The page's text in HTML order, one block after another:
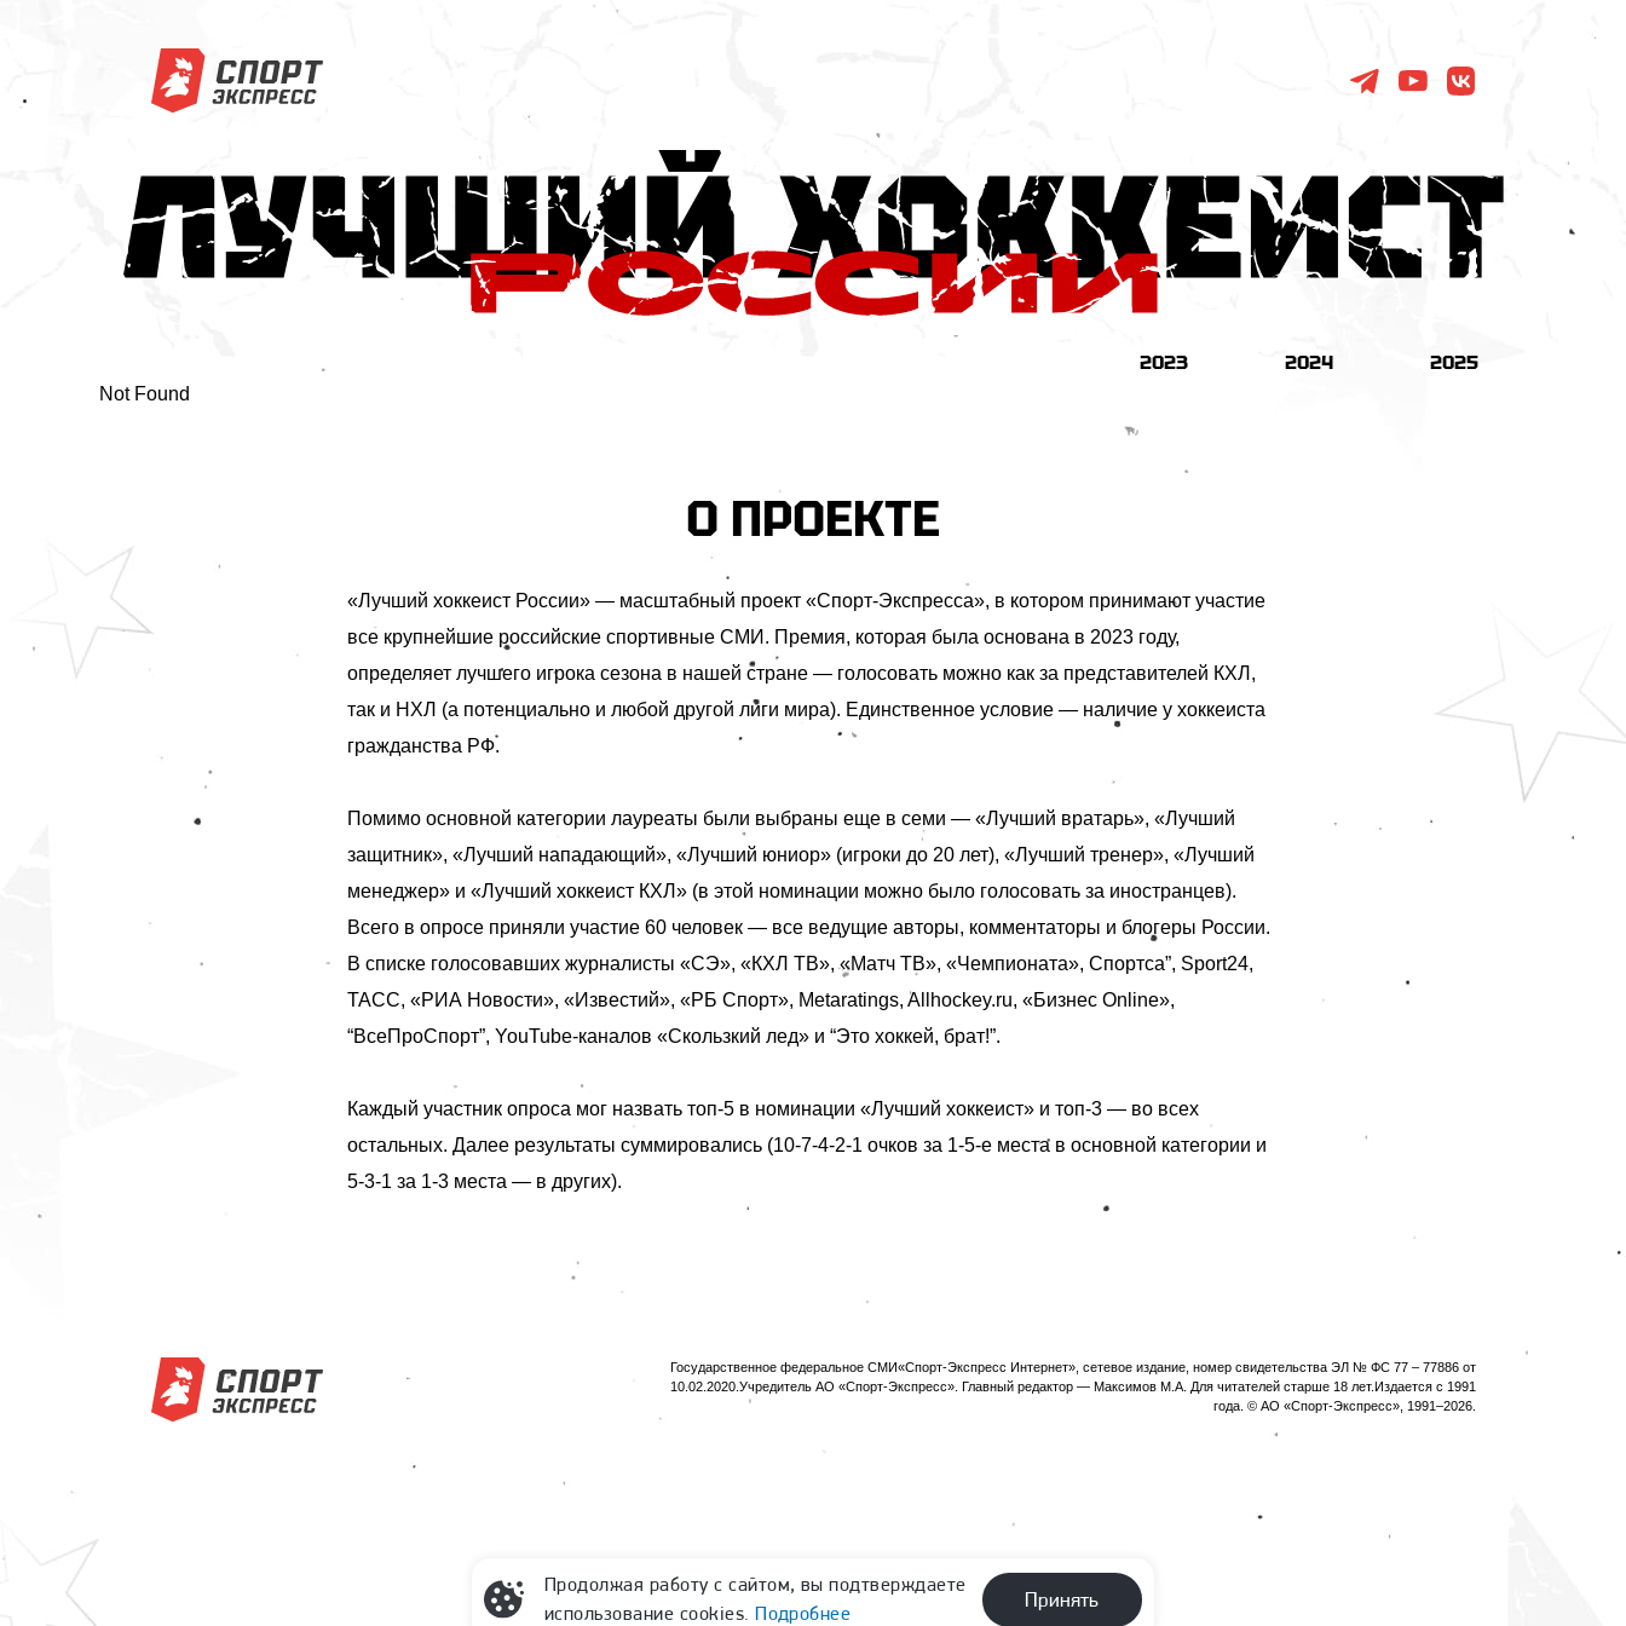
2023 2024 2025
Not Found
О ПРОЕКТЕ
«Лучший хоккеист России» — масштабный проект «Спорт-Экспресса», в котором принимают участие
все крупнейшие российские спортивные СМИ. Премия, которая была основана в 2023 году,
определяет лучшего игрока сезона в нашей стране — голосовать можно как за представителей КХЛ,
так и НХЛ (а потенциально и любой другой лиги мира). Единственное условие — наличие у хоккеиста
гражданства РФ.
Помимо основной категории лауреаты были выбраны еще в семи — «Лучший вратарь», «Лучший
защитник», «Лучший нападающий», «Лучший юниор» (игроки до 20 лет), «Лучший тренер», «Лучший
менеджер» и «Лучший хоккеист КХЛ» (в этой номинации можно было голосовать за иностранцев).
Всего в опросе приняли участие 60 человек — все ведущие авторы, комментаторы и блогеры России.
В списке голосовавших журналисты «СЭ», «КХЛ ТВ», «Матч ТВ», «Чемпионата», Cпортса”, Sport24,
ТАСС, «РИА Новости», «Известий», «РБ Спорт», Metaratings, Allhockey.ru, «Бизнес Online»,
“ВсеПроСпорт”, YouTube-каналов «Скользкий лед» и “Это хоккей, брат!”.
Каждый участник опроса мог назвать топ-5 в номинации «Лучший хоккеист» и топ-3 — во всех
остальных. Далее результаты суммировались (10-7-4-2-1 очков за 1-5-е места в основной категории и
5-3-1 за 1-3 места — в других).
Государственное федеральное СМИ«Спорт-Экспресс Интернет», сетевое издание, номер свидетельства ЭЛ № ФС 77 – 77886 от
10.02.2020.Учредитель АО «Спорт-Экспресс». Главный редактор — Максимов М.А. Для читателей старше 18 лет.Издается с 1991
года. © АО «Спорт-Экспресс», 1991–2026.
Продолжая работу с сайтом, вы подтверждаете
использование cookies.Подробнее
Принять